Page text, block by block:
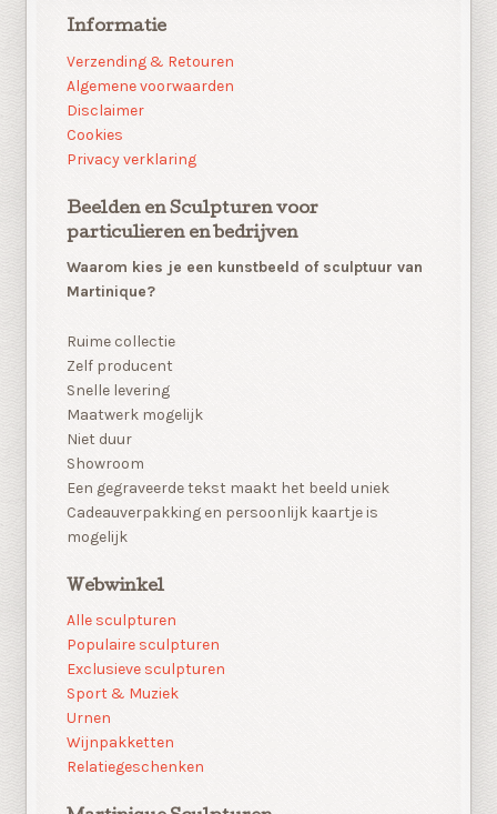
Informatie
Verzending & Retouren
Algemene voorwaarden
Disclaimer
Cookies
Privacy verklaring
Beelden en Sculpturen voor
particulieren en bedrijven
Waarom kies je een kunstbeeld of sculptuur van
Martinique?
Ruime collectie
Zelf producent
Snelle levering
Maatwerk mogelijk
Niet duur
Showroom
Een gegraveerde tekst maakt het beeld uniek
Cadeauverpakking en persoonlijk kaartje is
mogelijk
Webwinkel
Alle sculpturen
Populaire sculpturen
Exclusieve sculpturen
Sport & Muziek
Urnen
Wijnpakketten
Relatiegeschenken